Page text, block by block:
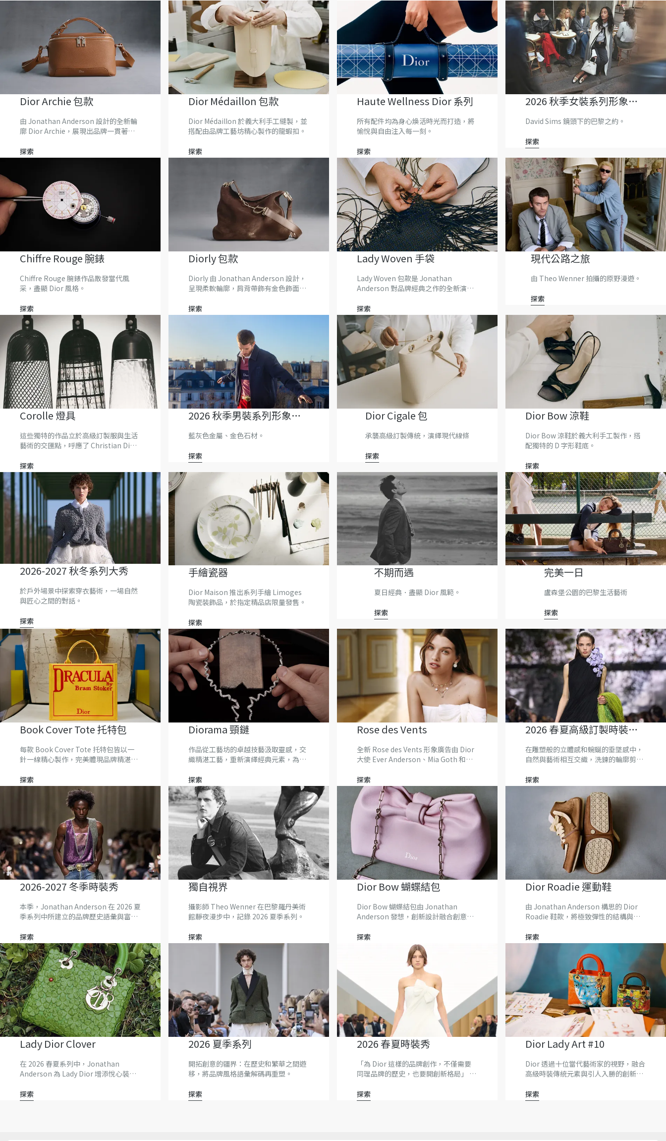
Dior Archie 包款
由 Jonathan Anderson 設計的全新輪
廓 Dior Archie，展現出品牌一貫著稱
雕塑感且輪廓方正，於 Dior 義大利工
藝坊以精湛工藝匠心製作。
探索
Dior Médaillon 包款
Dior Médaillon 於義大利手工縫製，並
搭配由品牌工藝坊精心製作的龍蝦扣。
探索
Haute Wellness Dior 系列
所有配件均為身心煥活時光而打造，將
愉悅與自由注入每一刻。
探索
2026 秋季女裝系列形象廣
告
David Sims 鏡頭下的巴黎之約。
探索
Chiffre Rouge 腕錶
Chiffre Rouge 腕錶作品散發當代風
采，盡顯 Dior 風格。
探索
Diorly 包款
Diorly 由 Jonathan Anderson 設計，
呈現柔軟輪廓，肩背帶飾有金色飾面
探索
Lady Woven 手袋
Lady Woven 包款是 Jonathan
Anderson 對品牌經典之作的全新演
探索
現代公路之旅
由 Theo Wenner 拍攝的原野漫遊。
探索
Corolle 燈具
這些獨特的作品立於高級訂製服與生活
藝術的交匯點，呼應了 Christian Dior
探索
2026 秋季男裝系列形象廣
告
藍灰色金屬、金色石材。
探索
Dior Cigale 包
承襲高級訂製傳統，演繹現代線條
探索
Dior Bow 涼鞋
Dior Bow 涼鞋於義大利手工製作，搭
配獨特的 D 字形鞋底。
探索
2026-2027 秋冬系列大秀
於戶外場景中探索穿衣藝術，一場自然
與匠心之間的對話。
探索
手繪瓷器
Dior Maison 推出系列手繪 Limoges
陶瓷裝飾品，於指定精品店限量發售。
探索
不期而遇
夏日經典．盡顯 Dior 風範。
探索
完美一日
盧森堡公園的巴黎生活藝術
探索
Book Cover Tote 托特包
每款 Book Cover Tote 托特包皆以一
針一線精心製作，完美體現品牌精湛工
探索
Diorama 頸鏈
作品從工藝坊的卓越技藝汲取靈感，交
織精湛工藝，重新演繹經典元素，為獨
探索
Rose des Vents
全新 Rose des Vents 形象廣告由 Dior
大使 Ever Anderson、Mia Goth 和
探索
2026 春夏高級訂製時裝系
列
在雕塑般的立體感和蜿蜒的垂墜感中，
自然與藝術相互交織，洗鍊的輪廓剪裁
探索
2026-2027 冬季時裝秀
本季，Jonathan Anderson 在 2026 夏
季系列中所建立的品牌歷史語彙與富裕
影響。
探索
獨自視界
攝影師 Theo Wenner 在巴黎羅丹美術
館靜夜漫步中，記錄 2026 夏季系列。
探索
Dior Bow 蝴蝶結包
Dior Bow 蝴蝶結包由 Jonathan
Anderson 發想，創新設計融合創意總
探索
Dior Roadie 運動鞋
由 Jonathan Anderson 構思的 Dior
Roadie 鞋款，將極致彈性的結構與出
探索
Lady Dior Clover
在 2026 春夏系列中，Jonathan
Anderson 為 Lady Dior 增添悅心裝
號。
探索
2026 夏季系列
開拓創意的疆界：在歷史和繁華之間遊
移，將品牌風格語彙解碼再重塑。
探索
2026 春夏時裝秀
「為 Dior 這樣的品牌創作，不僅需要
同理品牌的歷史，也要開創新格局」 –
探索
Dior Lady Art #10
Dior 透過十位當代藝術家的視野，融合
高級時裝傳統元素與引人入勝的創新演
探索